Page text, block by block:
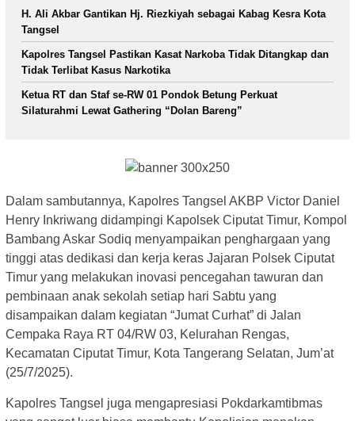
H. Ali Akbar Gantikan Hj. Riezkiyah sebagai Kabag Kesra Kota
Tangsel
Kapolres Tangsel Pastikan Kasat Narkoba Tidak Ditangkap dan
Tidak Terlibat Kasus Narkotika
Ketua RT dan Staf se-RW 01 Pondok Betung Perkuat
Silaturahmi Lewat Gathering “Dolan Bareng”
Dalam sambutannya, Kapolres Tangsel AKBP Victor Daniel
Henry Inkriwang didampingi Kapolsek Ciputat Timur, Kompol
Bambang Askar Sodiq menyampaikan penghargaan yang
tinggi atas dedikasi dan kerja keras Jajaran Polsek Ciputat
Timur yang melakukan inovasi pencegahan tawuran dan
pembinaan anak sekolah setiap hari Sabtu yang
disampaikan dalam kegiatan “Jumat Curhat” di Jalan
Cempaka Raya RT 04/RW 03, Kelurahan Rengas,
Kecamatan Ciputat Timur, Kota Tangerang Selatan, Jum’at
(25/7/2025).
Kapolres Tangsel juga mengapresiasi Pokdarkamtibmas